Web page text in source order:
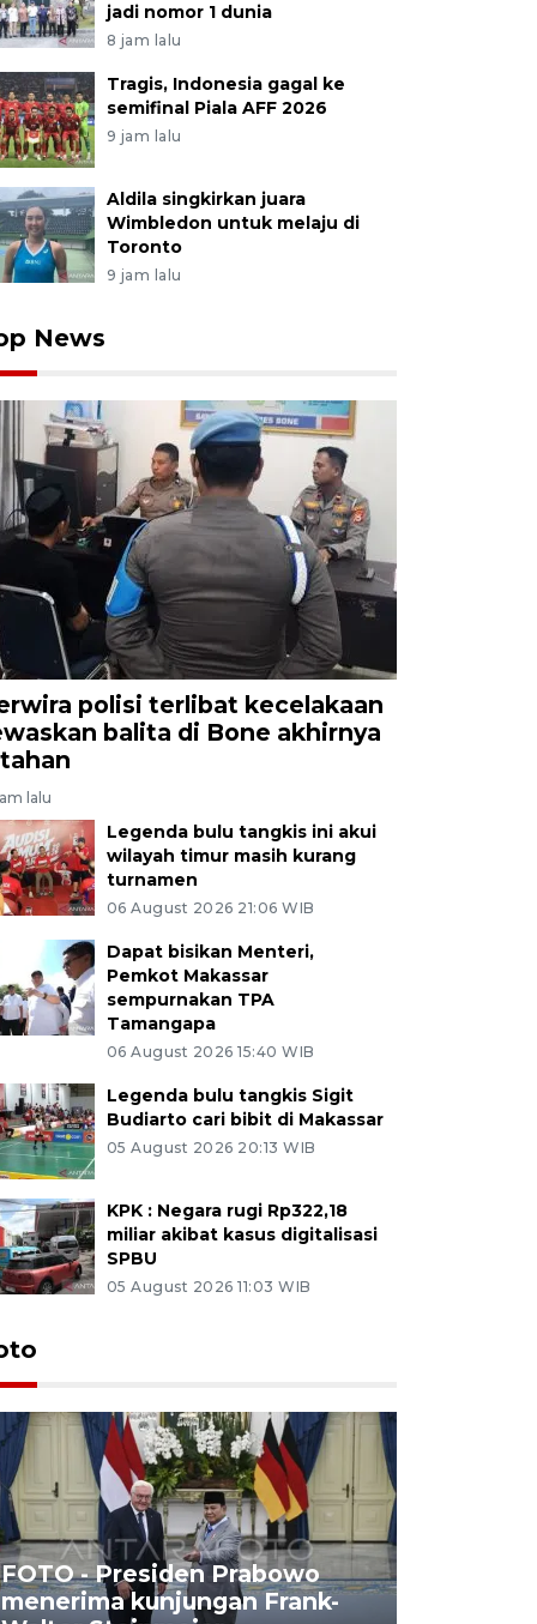
jadi nomor 1 dunia
8 jam lalu
Tragis, Indonesia gagal ke
semifinal Piala AFF 2026
9 jam lalu
Aldila singkirkan juara
Wimbledon untuk melaju di
Toronto
9 jam lalu
News
polisi terlibat kecelakaan
balita di Bone akhirnya
lalu
Legenda bulu tangkis ini akui
wilayah timur masih kurang
turnamen
06 August 2026 21:06 WIB
Dapat bisikan Menteri,
Pemkot Makassar
sempurnakan TPA
Tamangapa
06 August 2026 15:40 WIB
Legenda bulu tangkis Sigit
Budiarto cari bibit di Makassar
05 August 2026 20:13 WIB
KPK : Negara rugi Rp322,18
miliar akibat kasus digitalisasi
SPBU
05 August 2026 11:03 WIB
FOTO - Presiden Prabowo
menerima kunjungan Frank-